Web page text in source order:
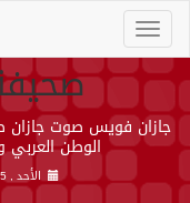
جازان فويس صوت جازان
الوطن العربي
الأحد , 25 صفر 1448 هـ ,